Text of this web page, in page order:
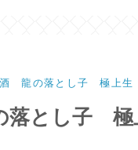
酒 龍の落とし子 極上生
とし子 極